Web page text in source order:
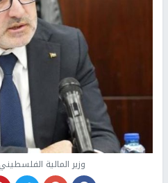
وزير المالية